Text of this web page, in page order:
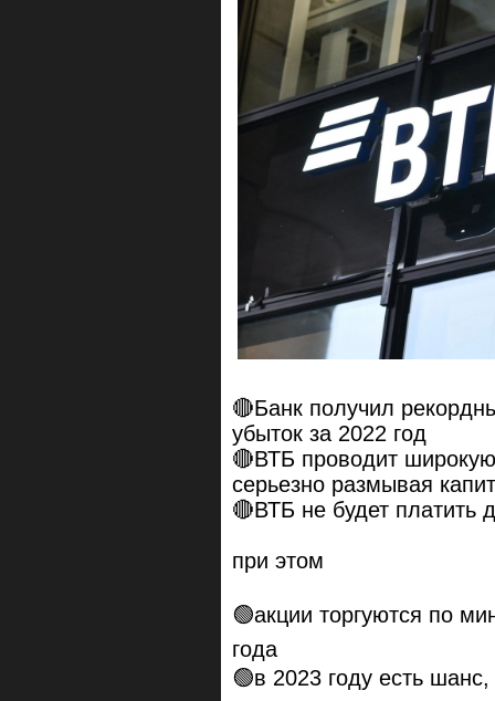
🔴Банк получил
убыток за 2022 год
🔴ВТБ проводит
серьезно размывая
🔴ВТБ не будет платить
при этом
🟢акции торгуются по
года
🟢в 2023 году есть